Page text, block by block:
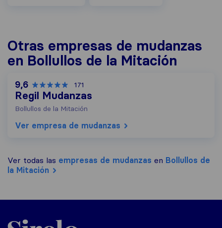
Otras empresas de mudanzas
en Bollullos de la Mitación
9,6 171
Regil Mudanzas
Bollullos de la Mitación
Ver empresa de mudanzas
Ver todas las empresas de mudanzas en Bollullos de
la Mitación
Sirelo.es